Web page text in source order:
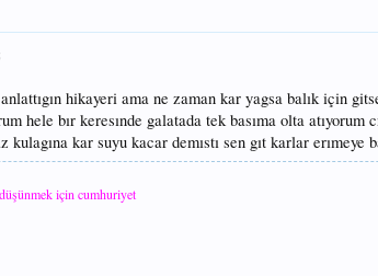
hikayeri ama ne zaman kar yagsa balık için
hele bır keresınde galatada tek basıma olta atıyorum
kar suyu kacar demıstı sen gıt karlar erımeye
için cumhuriyet